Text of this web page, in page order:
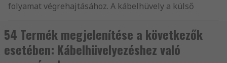
folyamat végrehajtásához. A kábelhüvely a külső
kiegészítő védelmi intézkedésekre vonatkozik,
hogy ne érintkezzenek egymással, ami
rövidzárlatot okoz. A kábelhüvelyek védelmet
54 Termék megjelenítése a következők
esetében: Kábelhüvelyezéshez való